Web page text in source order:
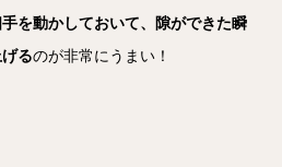
を動かしておいて、隙ができた瞬
るのが非常にうまい！